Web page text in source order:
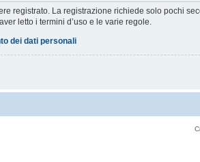
registrato. La registrazione richiede solo pochi
letto i termini d’uso e le varie regole.
dei dati personali